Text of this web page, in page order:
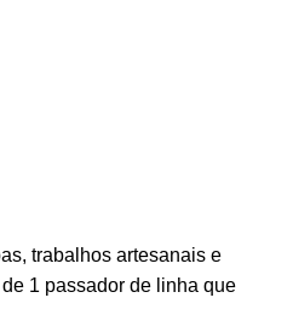
trabalhos artesanais e
1 passador de linha que